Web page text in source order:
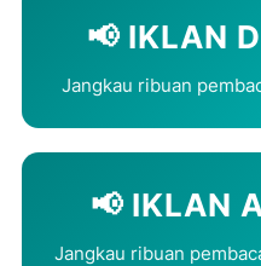
📢 IKLAN
Jangkau ribuan
📢 IKLAN
Jangkau ribuan